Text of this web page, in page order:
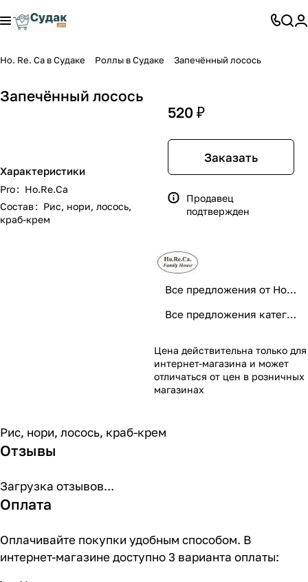
Ho. Re. Ca в Судаке Роллы в Судаке Запечённый лосось
Запечённый лосось
Характеристики
Pro: Ho.Re.Ca
Состав: Рис, нори, лосось,
краб-крем
520 ₽
Заказать
Продавец
подтвержден
Все предложения от Ho.Re.Ca
Все предложения категории
Цена действительна только для
интернет-магазина и может
отличаться от цен в розничных
магазинах
Рис, нори, лосось, краб-крем
Отзывы
Загрузка отзывов...
Оплата
Оплачивайте покупки удобным способом. В
интернет-магазине доступно 3 варианта оплаты: